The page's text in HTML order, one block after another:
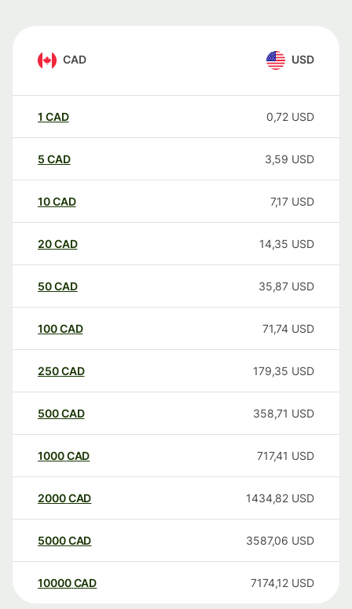
CAD USD
1 CAD 0,72 USD
5 CAD 3,59 USD
10CAD 7,17 USD
20CAD 14,35 USD
50CAD 35,87 USD
100CAD 71,74 USD
250CAD 179,35 USD
500CAD 358,71 USD
1000CAD 717,41 USD
2000CAD 1434,82 USD
5000CAD 3587,06 USD
10000 CAD 7174,12 USD